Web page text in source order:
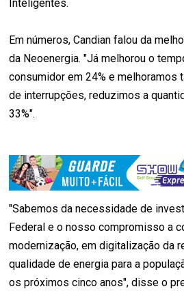
Inteligentes.
Em números, Candian falou da
da Neoenergia. "Já melhorou o
consumidor em 24% e melhoramos
de interrupções, reduzimos a
33%".
"Sabemos da necessidade de
Federal e o nosso compromisso a
modernização, em digitalização da
qualidade de energia para a
os próximos cinco anos", disse o